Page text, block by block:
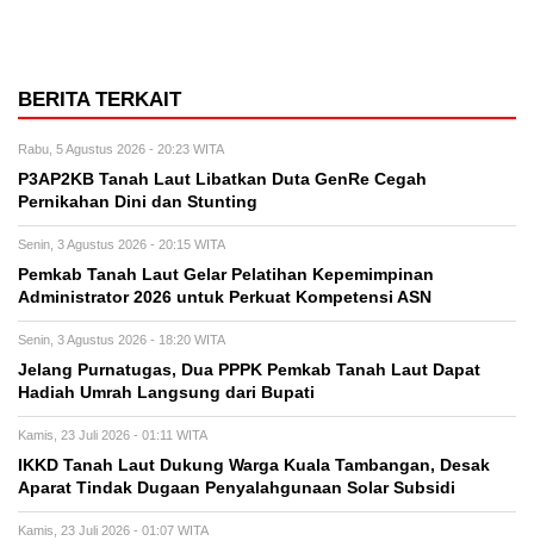
BERITA TERKAIT
Rabu, 5 Agustus 2026 - 20:23 WITA
P3AP2KB Tanah Laut Libatkan Duta GenRe Cegah
Pernikahan Dini dan Stunting
Senin, 3 Agustus 2026 - 20:15 WITA
Pemkab Tanah Laut Gelar Pelatihan Kepemimpinan
Administrator 2026 untuk Perkuat Kompetensi ASN
Senin, 3 Agustus 2026 - 18:20 WITA
Jelang Purnatugas, Dua PPPK Pemkab Tanah Laut Dapat
Hadiah Umrah Langsung dari Bupati
Kamis, 23 Juli 2026 - 01:11 WITA
IKKD Tanah Laut Dukung Warga Kuala Tambangan, Desak
Aparat Tindak Dugaan Penyalahgunaan Solar Subsidi
Kamis, 23 Juli 2026 - 01:07 WITA